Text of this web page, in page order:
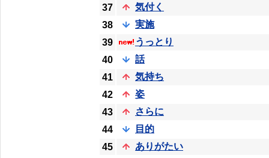
37
気付く
38
実施
39
うっとり
40
話
41
気持ち
42
姿
43
さらに
44
目的
45
ありがたい